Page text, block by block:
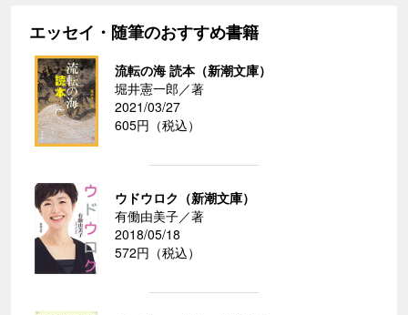
エッセイ・随筆のおすすめ書籍
流転の海 読本（新潮文庫）
堀井憲一郎／著
2021/03/27
605円（税込）
ウドウロク（新潮文庫）
有働由美子／著
2018/05/18
572円（税込）